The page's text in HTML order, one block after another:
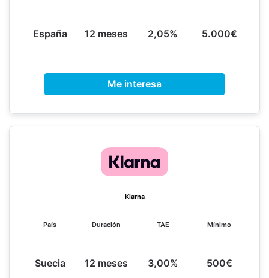
España 12 meses 2,05% 5.000€
Me interesa
Klarna
País
Suecia
Duración
12 meses
TAE
3,00%
Mínimo
500€